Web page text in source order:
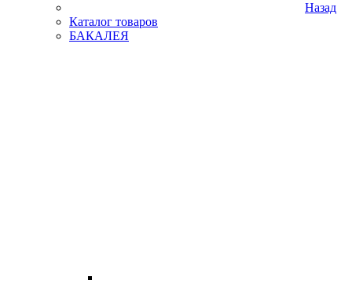
Назад
Каталог товаров
БАКАЛЕЯ